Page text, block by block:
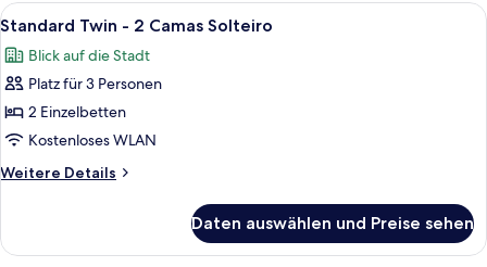
1
King
Alle
Fotos
für
Standard
Twin
-
2
Camas
anzeigen
Ein Hotelzimmer mit zwei Betten,
9
Standard Twin - 2 Camas Solteiro
Blick auf die Stadt
Platz für 3 Personen
2 Einzelbetten
Kostenloses WLAN
Weitere Details
Weitere
Twin
Daten auswählen und Preise sehen